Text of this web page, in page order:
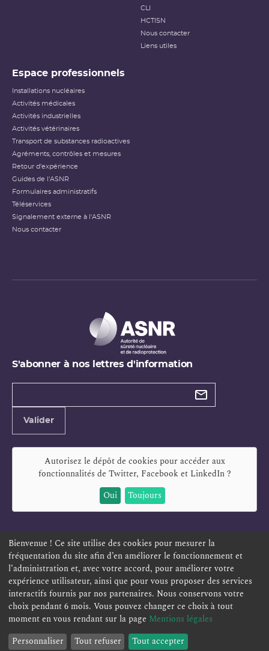
CLI
HCTISN
Nous contacter
Liens utiles
Espace professionnels
Installations nucléaires
Activités médicales
Activités industrielles
Activités vétérinaires
Transport de substances radioactives
Agréments, contrôles et mesures
Retour d'expérience
Guides de l'ASNR
Formulaires administratifs
Téléservices
Signalement externe à l'ASNR
Nous contacter
S'abonner à nos lettres d'information
Types de
Valider
Autorisez le dépôt de cookies pour accéder aux
fonctionnalités de Twitter, Facebook et LinkedIn?
Oui
Toujours
ESPACE PERSONNEL OFFRES D'EMPLOI SIGNALEMENT
TÉLÉSERVICES PLAN DU SITE
ACCESSIBILITÉ POLITIQUE DE CONFIDENTIALITÉ
MENTIONS LÉGALES CONTACT
Bienvenue ! Ce site utilise des cookies pour mesurer la
fréquentation du site afin d’en améliorer le fonctionnement et
l’administration et, avec votre accord, pour améliorer votre
expérience utilisateur, ainsi que pour vous proposer des services
interactifs fournis par nos partenaires. Nous conservons votre
choix pendant 6 mois. Vous pouvez changer ce choix à tout
moment en vous rendant sur la page Mentions légales
Personnaliser
Tout refuser Tout accepter